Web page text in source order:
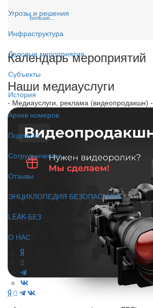
Угрозы и решения
Инфраструктура
Деловые мероприятия
Субъекты
История
Архив номеров
Подписка
Сотрудничество
Отзывы
ЭНЦИКЛОПЕДИЯ БЕЗОПАСНИКА
LEAK-БЕЗ
О НАС
Больше...
Календарь мероприятий
Наши медиауслуги
- Медиауслуги, реклама (видеопродакшн) -